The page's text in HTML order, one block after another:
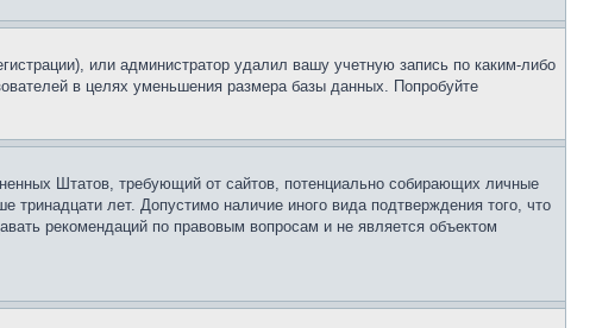
или администратор удалил вашу учетную запись по каким-либо
в целях уменьшения размера базы данных. Попробуйте
Штатов, требующий от сайтов, потенциально собирающих личные
лет. Допустимо наличие иного вида подтверждения того, что
рекомендаций по правовым вопросам и не является объектом